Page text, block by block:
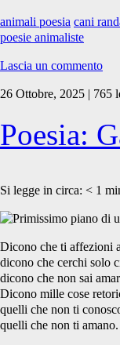
animali poesia cani
poesie animaliste
Lascia un commento
26 Ottobre, 2025 | 765
Poesia:
Si legge in circa: < 1
Dicono che ti affezioni
dicono che cerchi solo
dicono che non sai
Dicono mille cose
quelli che non ti
quelli che non ti amano.